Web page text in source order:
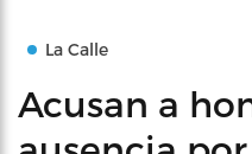
La Calle
Acusan a